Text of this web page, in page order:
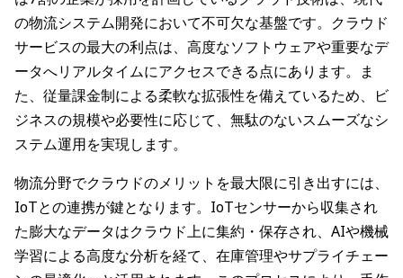
の物流システム開発において不可欠な基盤です。クラウド
サービスの最大の利点は、高度なソフトウェアや重要なデ
ータへリアルタイムにアクセスできる点にあります。ま
た、従量課金制による柔軟な拡張性を備えているため、ビ
ジネスの規模や必要性に応じて、無駄のないスムーズなシ
ステム運用を実現します。
物流分野でクラウドのメリットを最大限に引き出すには、
IoTとの連携が鍵となります。IoTセンサーから収集され
た膨大なデータはクラウド上に集約・保存され、AIや機械
学習による高度な分析を経て、在庫管理やサプライチェー